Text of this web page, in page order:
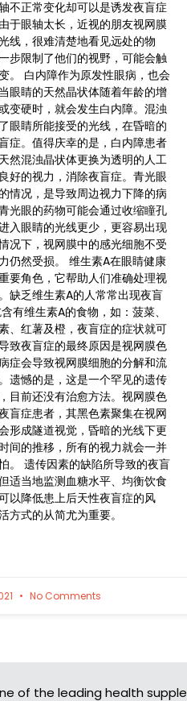
不正常变化却可以是诱发夜盲症
于眼轴太长，近视的朋友视网膜
线，很难清楚地看见远处的物
步限制了他们的视野，可能会触
。 白内障作为原发性眼病，也会
眼睛的天然晶状体随着年龄的增
变硬时，就会发生白内障。混浊
眼睛所能接受的光线，在昏暗的
症。值得庆幸的是，白内障患者
然混浊晶状体更换为透明的人工
好的视力，消除夜盲症。青光眼
情况，是导致周边视力下降的病
光眼的药物可能会通过收缩瞳孔
入眼睛的光线更少，更容易出现
况下，视网膜中的感光细胞不受
仍然受损。 维生素A在眼睛健康
要角色，它帮助人们准确处理视
缺乏维生素A的人常常出现夜盲
有维生素A的食物，如：菠菜、
、红薯及橙，夜盲症的症状就可
致夜盲症的最终原因是视网膜色
症会导致视网膜细胞的分解和流
遗憾的是，这是一个罕见的遗传
目前还没有治愈方法。视网膜色
盲症患者，其黑色素聚集在视网
形成隧道视觉，昏暗的光线下更
间的推移，所有的视力就会一并
。 遗传因素的缺陷所导致的夜盲
适当地监测血糖水平、均衡饮食
以降低患上后天性夜盲症的风
方式的从简尤为重要。
No Comments
of the leading health